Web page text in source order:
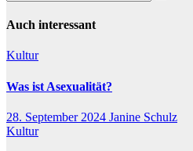
Auch interessant
Kultur
Was ist Asexualität?
28. September 2024 Janine Schulz
Kultur